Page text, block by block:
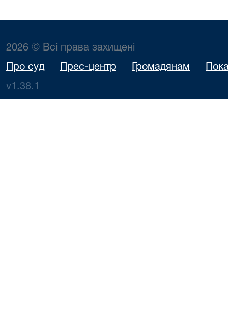
2026 © Всі права захищені
Про суд Прес-центр Громадянам
v1.38.1